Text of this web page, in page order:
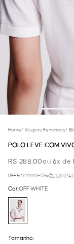
Home/ Roupas Femininas/
POLO LEVE COM
R$ 288,00ou 6x de
REF.50.12.0001-175
Cor:OFF WHITE
Tamanho: